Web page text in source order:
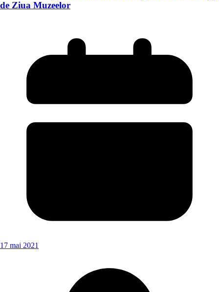
de Ziua Muzeelor
17 mai 2021